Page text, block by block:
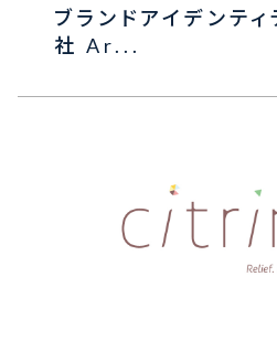
ブランドアイデンテ
社 Ar...